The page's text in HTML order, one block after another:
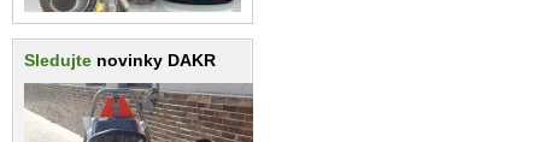
Sledujte novinky DAKR